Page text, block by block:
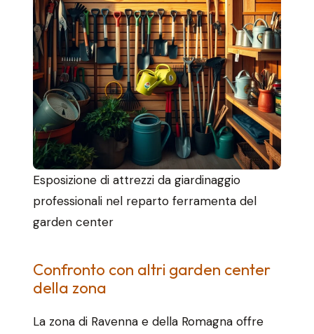
Esposizione di attrezzi da giardinaggio
professionali nel reparto ferramenta del
garden center
Confronto con altri garden center
della zona
La zona di Ravenna e della Romagna offre